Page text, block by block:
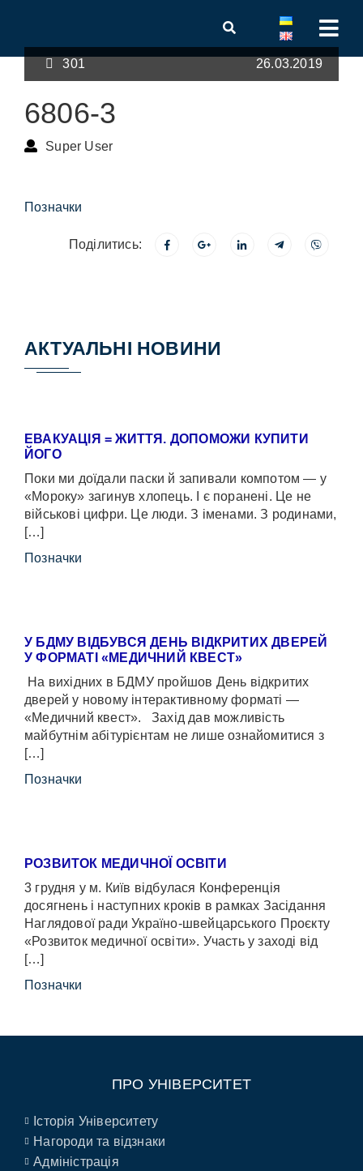
301 26.03.2019
6806-3
Super User
Позначки
Поділитись:
АКТУАЛЬНІ НОВИНИ
ЕВАКУАЦІЯ = ЖИТТЯ. ДОПОМОЖИ КУПИТИ
ЙОГО
Поки ми доїдали паски й запивали компотом — у
«Мороку» загинув хлопець. І є поранені. Це не
військові цифри. Це люди. З іменами. З родинами,
[…]
Позначки
У БДМУ ВІДБУВСЯ ДЕНЬ ВІДКРИТИХ ДВЕРЕЙ
У ФОРМАТІ «МЕДИЧНИЙ КВЕСТ»
На вихідних в БДМУ пройшов День відкритих
дверей у новому інтерактивному форматі —
«Медичний квест». Захід дав можливість
майбутнім абітурієнтам не лише ознайомитися з
[…]
Позначки
РОЗВИТОК МЕДИЧНОЇ ОСВІТИ
3 грудня у м. Київ відбулася Конференція
досягнень і наступних кроків в рамках Засідання
Наглядової ради Україно-швейцарського Проєкту
«Розвиток медичної освіти». Участь у заході від
[…]
Позначки
ПРО УНІВЕРСИТЕТ
Історія Університету
Нагороди та відзнаки
Адміністрація